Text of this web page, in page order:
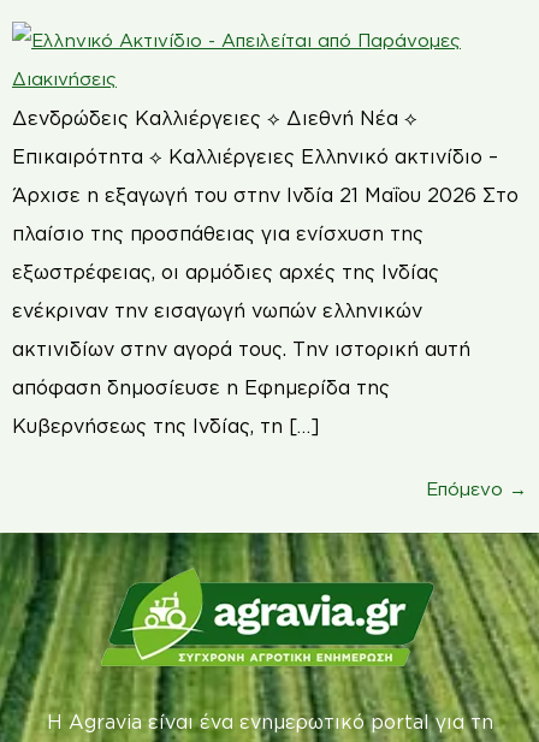
Δενδρώδεις Καλλιέργειες ⟡ Διεθνή Νέα ⟡
Επικαιρότητα ⟡ Καλλιέργειες Ελληνικό ακτινίδιο –
Άρχισε η εξαγωγή του στην Ινδία 21 Μαΐου 2026 Στο
πλαίσιο της προσπάθειας για ενίσχυση της
εξωστρέφειας, οι αρμόδιες αρχές της Ινδίας
ενέκριναν την εισαγωγή νωπών ελληνικών
ακτινιδίων στην αγορά τους. Την ιστορική αυτή
απόφαση δημοσίευσε η Εφημερίδα της
Κυβερνήσεως της Ινδίας, τη […]
Επόμενο →
Η Agravia είναι ένα ενημερωτικό portal για τη